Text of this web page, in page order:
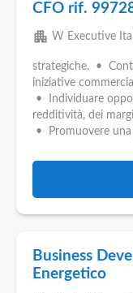
CFO rif.
apartment W Executive
strategiche. •
iniziative
• Individuare
redditività, dei
• Promuovere una
Business
Energetico